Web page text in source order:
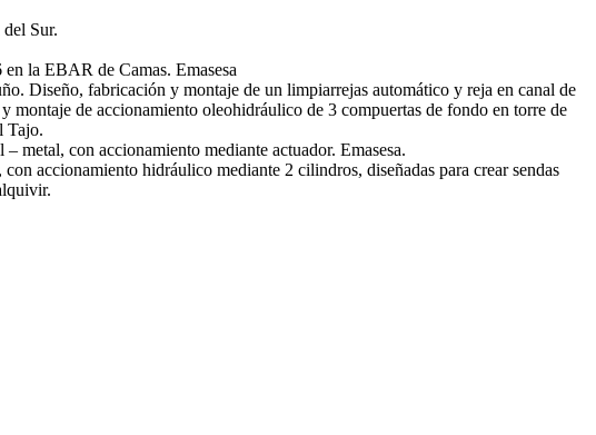
Sur.
la EBAR de Camas. Emasesa
Diseño, fabricación y montaje de un limpiarrejas automático y reja en canal de
montaje de accionamiento oleohidráulico de 3 compuertas de fondo en torre de
Tajo.
metal, con accionamiento mediante actuador. Emasesa.
accionamiento hidráulico mediante 2 cilindros, diseñadas para crear sendas